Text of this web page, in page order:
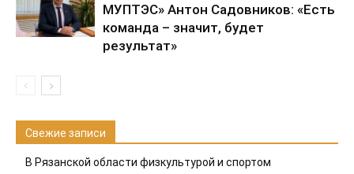
МУПТЭС» Антон Садовников: «Есть
команда – значит, будет
результат»
Свежие записи
В Рязанской области физкультурой и спортом